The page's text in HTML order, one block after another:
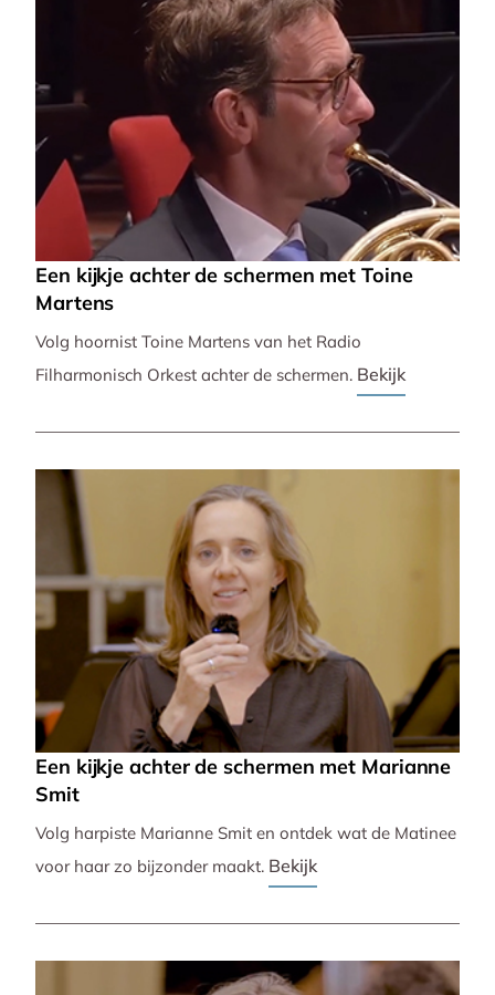
Een kijkje achter de schermen met Toine
Martens
Volg hoornist Toine Martens van het Radio
Filharmonisch Orkest achter de schermen. Bekijk
Een kijkje achter de schermen met Marianne
Smit
Volg harpiste Marianne Smit en ontdek wat de Matinee
voor haar zo bijzonder maakt. Bekijk